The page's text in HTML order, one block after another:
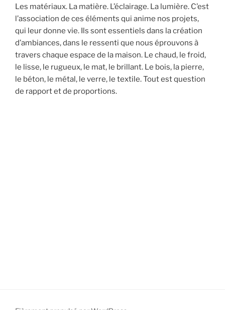
Les matériaux. La matière. L’éclairage. La lumière. C’est
l’association de ces éléments qui anime nos projets,
qui leur donne vie. Ils sont essentiels dans la création
d’ambiances, dans le ressenti que nous éprouvons à
travers chaque espace de la maison. Le chaud, le froid,
le lisse, le rugueux, le mat, le brillant. Le bois, la pierre,
le béton, le métal, le verre, le textile. Tout est question
de rapport et de proportions.